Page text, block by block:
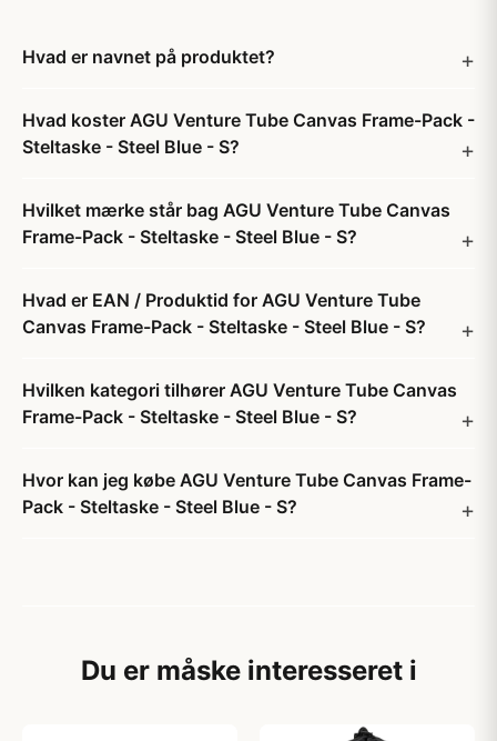
Hvad er navnet på produktet?
Hvad koster AGU Venture Tube Canvas Frame-Pack -
Steltaske - Steel Blue - S?
Hvilket mærke står bag AGU Venture Tube Canvas
Frame-Pack - Steltaske - Steel Blue - S?
Hvad er EAN / Produktid for AGU Venture Tube
Canvas Frame-Pack - Steltaske - Steel Blue - S?
Hvilken kategori tilhører AGU Venture Tube Canvas
Frame-Pack - Steltaske - Steel Blue - S?
Hvor kan jeg købe AGU Venture Tube Canvas Frame-
Pack - Steltaske - Steel Blue - S?
Du er måske interesseret i